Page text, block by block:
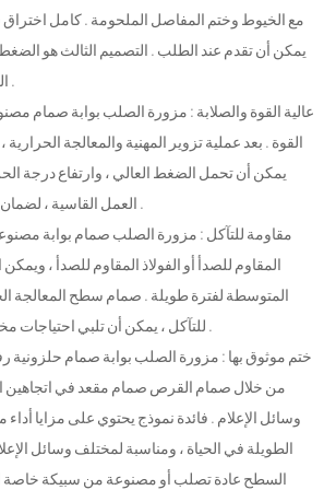
مع الخيوط وختم المفاصل الملحومة . كامل
يمكن أن تقدم عند الطلب . التصميم الثالث هو
الضغط ختم غطاء موصل .
القوة . بعد عملية تزوير المهنية والمعالجة الحرارية
يمكن أن تحمل الضغط العالي ، وارتفاع درجة
العمل القاسية ، لضمان موثوقية وسلامة صمام .
المقاوم للصدأ أو الفولاذ المقاوم للصدأ ،
المتوسطة لفترة طويلة . صمام سطح المعالجة
للتآكل ، يمكن أن تلبي احتياجات مختلف المجالات الصناعية .
من خلال صمام القرص صمام مقعد في اتجاهين
وسائل الإعلام . فائدة نموذج يحتوي على مزايا أداء
الطويلة في الحياة ، ومناسبة لمختلف وسائل
السطح عادة تصلب أو مصنوعة من سبيكة خاصة